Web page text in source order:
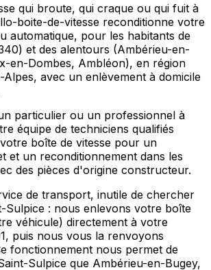
qui broute, qui craque ou qui fuit à
boite-de-vitesse reconditionne votre
automatique, pour les habitants de
et des alentours (Ambérieu-en-
en-Dombes, Ambléon), en région
avec un enlèvement à domicile
particulier ou un professionnel à
équipe de techniciens qualifiés
boîte de vitesse pour un
et un reconditionnement dans les
des pièces d'origine constructeur.
de transport, inutile de chercher
Sulpice : nous enlevons votre boîte
véhicule) directement à votre
puis nous vous la renvoyons
fonctionnement nous permet de
Sulpice que Ambérieu-en-Bugey,